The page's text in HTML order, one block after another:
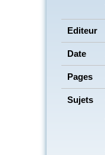
Editeur
Date
Pages
Sujets